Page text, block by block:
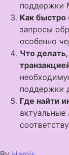
поддержки
Как быстро
запросы
особенно
Что
поддержки
Где найти